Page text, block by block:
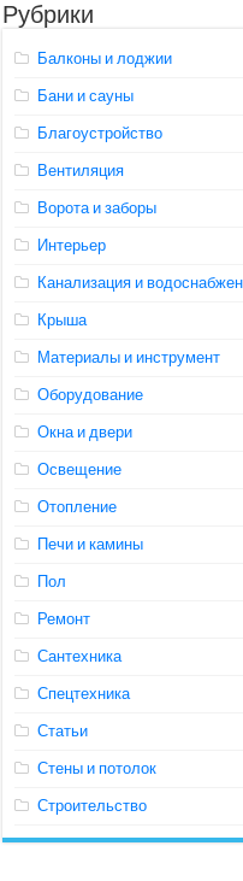
Рубрики
Балконы и лоджии
Бани и сауны
Благоустройство
Вентиляция
Ворота и заборы
Интерьер
Канализация и
Крыша
Материалы и инструмент
Оборудование
Окна и двери
Освещение
Отопление
Печи и камины
Пол
Ремонт
Сантехника
Спецтехника
Статьи
Стены и потолок
Строительство